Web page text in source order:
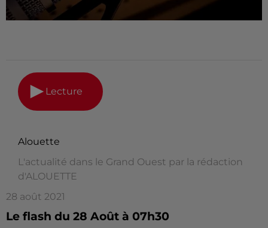
Lecture
Alouette
L'actualité dans le Grand Ouest par la rédaction
d'ALOUETTE
28 août 2021
Le flash du 28 Août à 07h30